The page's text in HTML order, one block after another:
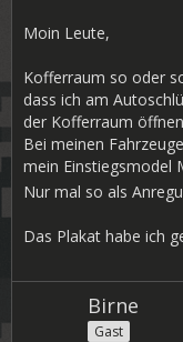
Moin Leute,
Kofferraum so oder
dass ich am
der Kofferraum
Bei meinen
mein Einstiegsmodel
Nur mal so als
Das Plakat habe ich
Birne
Gast